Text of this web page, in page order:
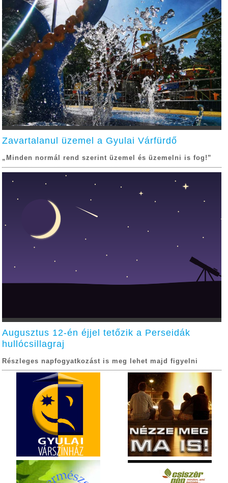
Zavartalanul üzemel a Gyulai Várfürdő
„Minden normál rend szerint üzemel és üzemelni is fog!”
Augusztus 12-én éjjel tetőzik a Perseidák
hullócsillagraj
Részleges napfogyatkozást is meg lehet majd figyelni